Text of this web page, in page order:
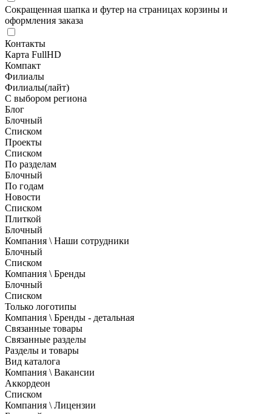
Сокращенная шапка и футер на страницах корзины и
оформления заказа
Контакты
Карта FullHD
Компакт
Филиалы
Филиалы(лайт)
С выбором региона
Блог
Блочный
Списком
Проекты
Списком
По разделам
Блочный
По годам
Новости
Списком
Плиткой
Блочный
Компания \ Наши сотрудники
Блочный
Списком
Компания \ Бренды
Блочный
Списком
Только логотипы
Компания \ Бренды - детальная
Связанные товары
Связанные разделы
Разделы и товары
Вид каталога
Компания \ Вакансии
Аккордеон
Списком
Компания \ Лицензии